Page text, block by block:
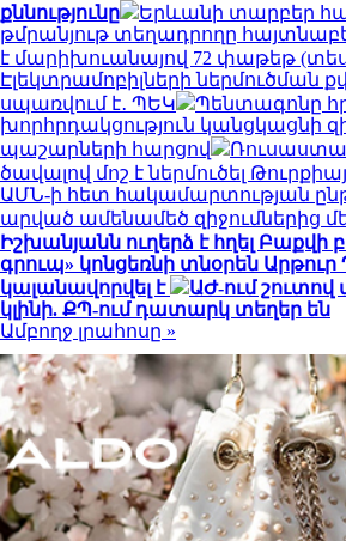
քննությունը
Երևանի տարբեր
թմրանյութ տեղադրողը
է մարիխուանայով 72 փաթեթ
Էլեկտրամոբիլների ներմուծման
սպառվում է․ ՊԵԿ
Պենտագոնը
խորհրդակցություն կանցկացնի
պաշարների հարցով
ծավալով մոշ է ներմուծել
ԱՄՆ-ի հետ հակամարտության
արված ամենամեծ զիջումներից
Իշխանյանն ուղերձ է հղել Բաքվի
գրուպ» կոնցեռնի տնօրեն Արթուր
կալանավորվել է
ԱԺ-ում
կլինի. ՔՊ-ում դատարկ տեղեր են
Ամբողջ լրահոսը »